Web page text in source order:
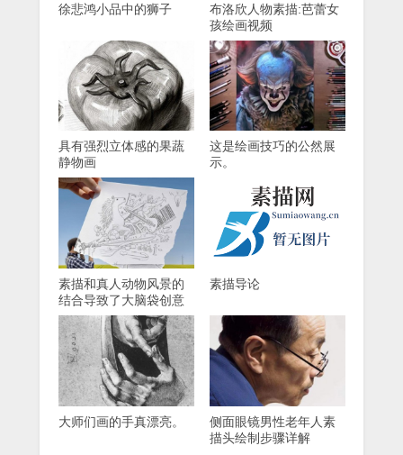
徐悲鸿小品中的狮子
布洛欣人物素描:芭蕾女
孩绘画视频
具有强烈立体感的果蔬
静物画
这是绘画技巧的公然展
示。
素描和真人动物风景的
结合导致了大脑袋创意
素描的诞生！
素描导论
大师们画的手真漂亮。
侧面眼镜男性老年人素
描头绘制步骤详解